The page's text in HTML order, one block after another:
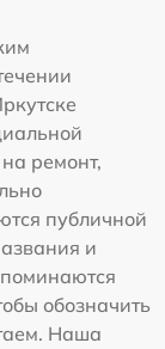
ремонт,
публичной
и
обозначить
Наша